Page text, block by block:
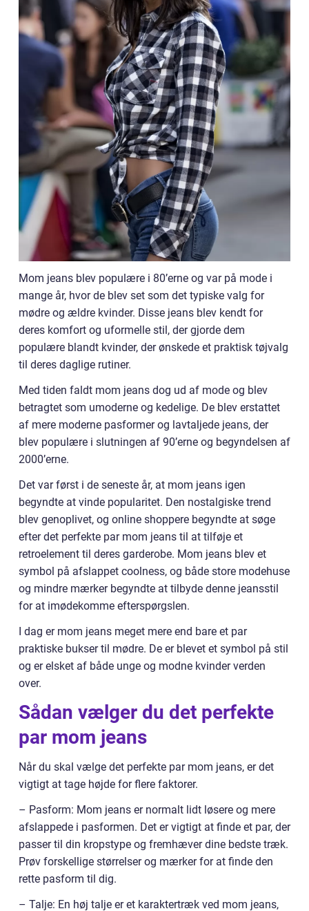
Mom jeans blev populære i 80’erne og var på mode i
mange år, hvor de blev set som det typiske valg for
mødre og ældre kvinder. Disse jeans blev kendt for
deres komfort og uformelle stil, der gjorde dem
populære blandt kvinder, der ønskede et praktisk tøjvalg
til deres daglige rutiner.
Med tiden faldt mom jeans dog ud af mode og blev
betragtet som umoderne og kedelige. De blev erstattet
af mere moderne pasformer og lavtaljede jeans, der
blev populære i slutningen af 90’erne og begyndelsen af
2000’erne.
Det var først i de seneste år, at mom jeans igen
begyndte at vinde popularitet. Den nostalgiske trend
blev genoplivet, og online shoppere begyndte at søge
efter det perfekte par mom jeans til at tilføje et
retroelement til deres garderobe. Mom jeans blev et
symbol på afslappet coolness, og både store modehuse
og mindre mærker begyndte at tilbyde denne jeansstil
for at imødekomme efterspørgslen.
I dag er mom jeans meget mere end bare et par
praktiske bukser til mødre. De er blevet et symbol på stil
og er elsket af både unge og modne kvinder verden
over.
Sådan vælger du det perfekte
par mom jeans
Når du skal vælge det perfekte par mom jeans, er det
vigtigt at tage højde for flere faktorer.
– Pasform: Mom jeans er normalt lidt løsere og mere
afslappede i pasformen. Det er vigtigt at finde et par, der
passer til din kropstype og fremhæver dine bedste træk.
Prøv forskellige størrelser og mærker for at finde den
rette pasform til dig.
– Talje: En høj talje er et karaktertræk ved mom jeans,